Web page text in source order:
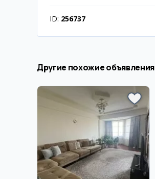
ID: 256737
Другие похожие объявления